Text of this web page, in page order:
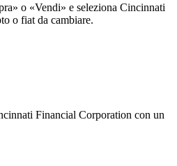
o «Vendi» e seleziona Cincinnati
o fiat da cambiare.
Financial Corporation con un